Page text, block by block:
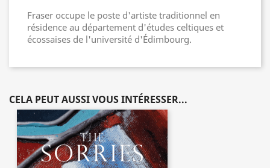
Fraser occupe le poste d'artiste traditionnel en
résidence au département d'études celtiques et
écossaises de l'université d'Édimbourg.
CELA PEUT AUSSI VOUS INTÉRESSER...